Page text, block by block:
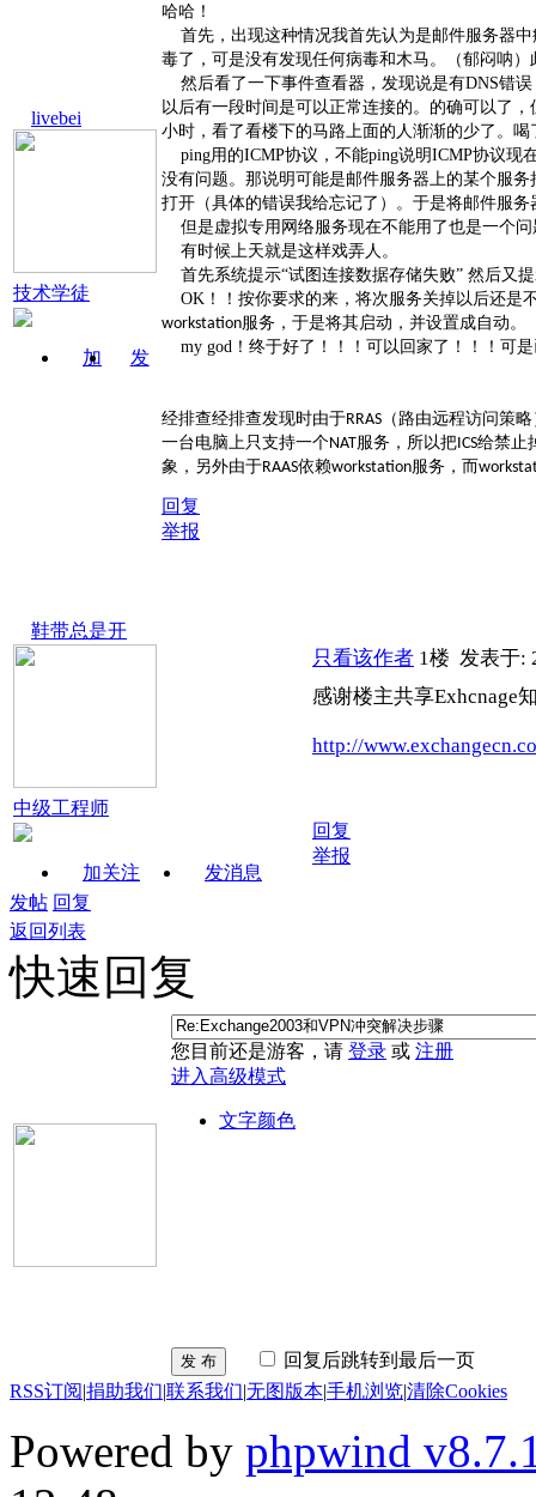
livebei
技术学徒
加
发
哈哈！
首先，出现这种情况我首先认为是邮件服务器中
毒了，可是没有发现任何病毒和木马。（郁闷呐
然后看了一下事件查看器，发现说是有DNS错
以后有一段时间是可以正常连接的。的确可以了
小时，看了看楼下的马路上面的人渐渐的少了。
ping用的ICMP协议，不能ping说明ICMP协议现
没有问题。那说明可能是邮件服务器上的某个服
打开（具体的错误我给忘记了）。于是将邮件服
但是虚拟专用网络服务现在不能用了也是一个
有时候上天就是这样戏弄人。
首先系统提示“试图连接数据存储失败” 然后又
OK！！按你要求的来，将次服务关掉以后还是
workstation服务，于是将其启动，并设置成自动。
my god！终于好了！！！可以回家了！！！可
经排查经排查发现时由于RRAS （路由远程访问策
一台电脑上只支持一个NAT服务，所以把 ICS给禁止
象，另外由于RAAS依赖workstation服务，而
回复
举报
鞋带总是开
中级工程师
加关注 发消息
只看该作者 1楼 发表于:
感谢楼主共享Exhcnage
http://
回复
举报
发帖 回复
返回列表
快速回复
您目前还是游客，请 登录 或 注册
进入高级模式
文字颜色
发 布
回复后跳转到最后一页
RSS订阅|捐助我们|联系我们|无图版本|手机浏览|清除Cookies
Powered by phpwind